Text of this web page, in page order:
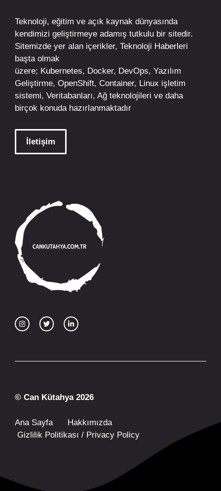
Teknoloji, eğitim ve açık kaynak dünyasında
kendimizi geliştirmeye adamış tutkulu bir sitedir.
Sitemizde yer alan içerikler, Teknoloji Haberleri
başta olmak
üzere; Kubernetes, Docker, DevOps, Yazılım
Geliştirme, OpenShift, Container, Linux işletim
sistemi, Veritabanları, Ağ teknolojileri ve daha
birçok konuda hazırlanmaktadır
İletişim
© Can Kütahya 2026
Ana Sayfa
Hakkımızda
Gizlilik Politikası / Privacy Policy